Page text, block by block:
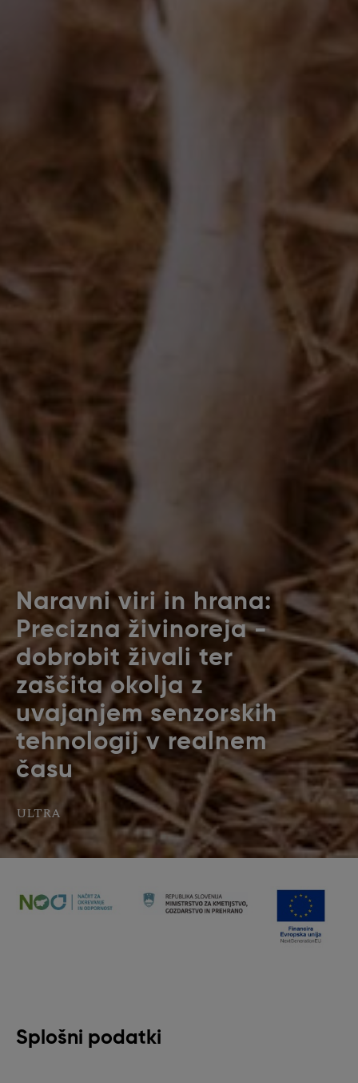
Naravni viri in hrana:
Precizna živinoreja -
dobrobit živali ter
zaščita okolja z
uvajanjem senzorskih
tehnologij v realnem
času
ULTRA
Splošni podatki